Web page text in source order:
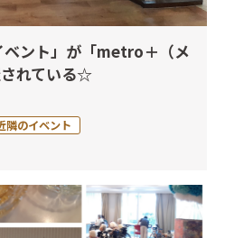
ベント」が「metro＋（メ
されている☆
隣のイベント